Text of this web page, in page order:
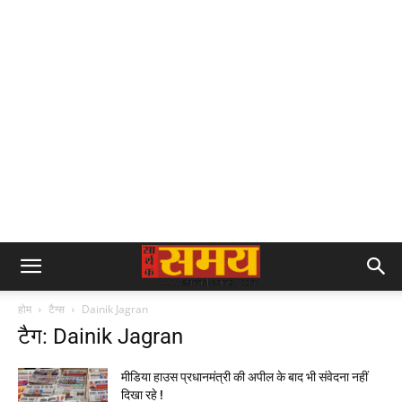
होम टैग्स Dainik Jagran
टैग: Dainik Jagran
मीडिया हाउस प्रधानमंत्री की अपील के बाद भी संवेदना नहीं
दिखा रहे !